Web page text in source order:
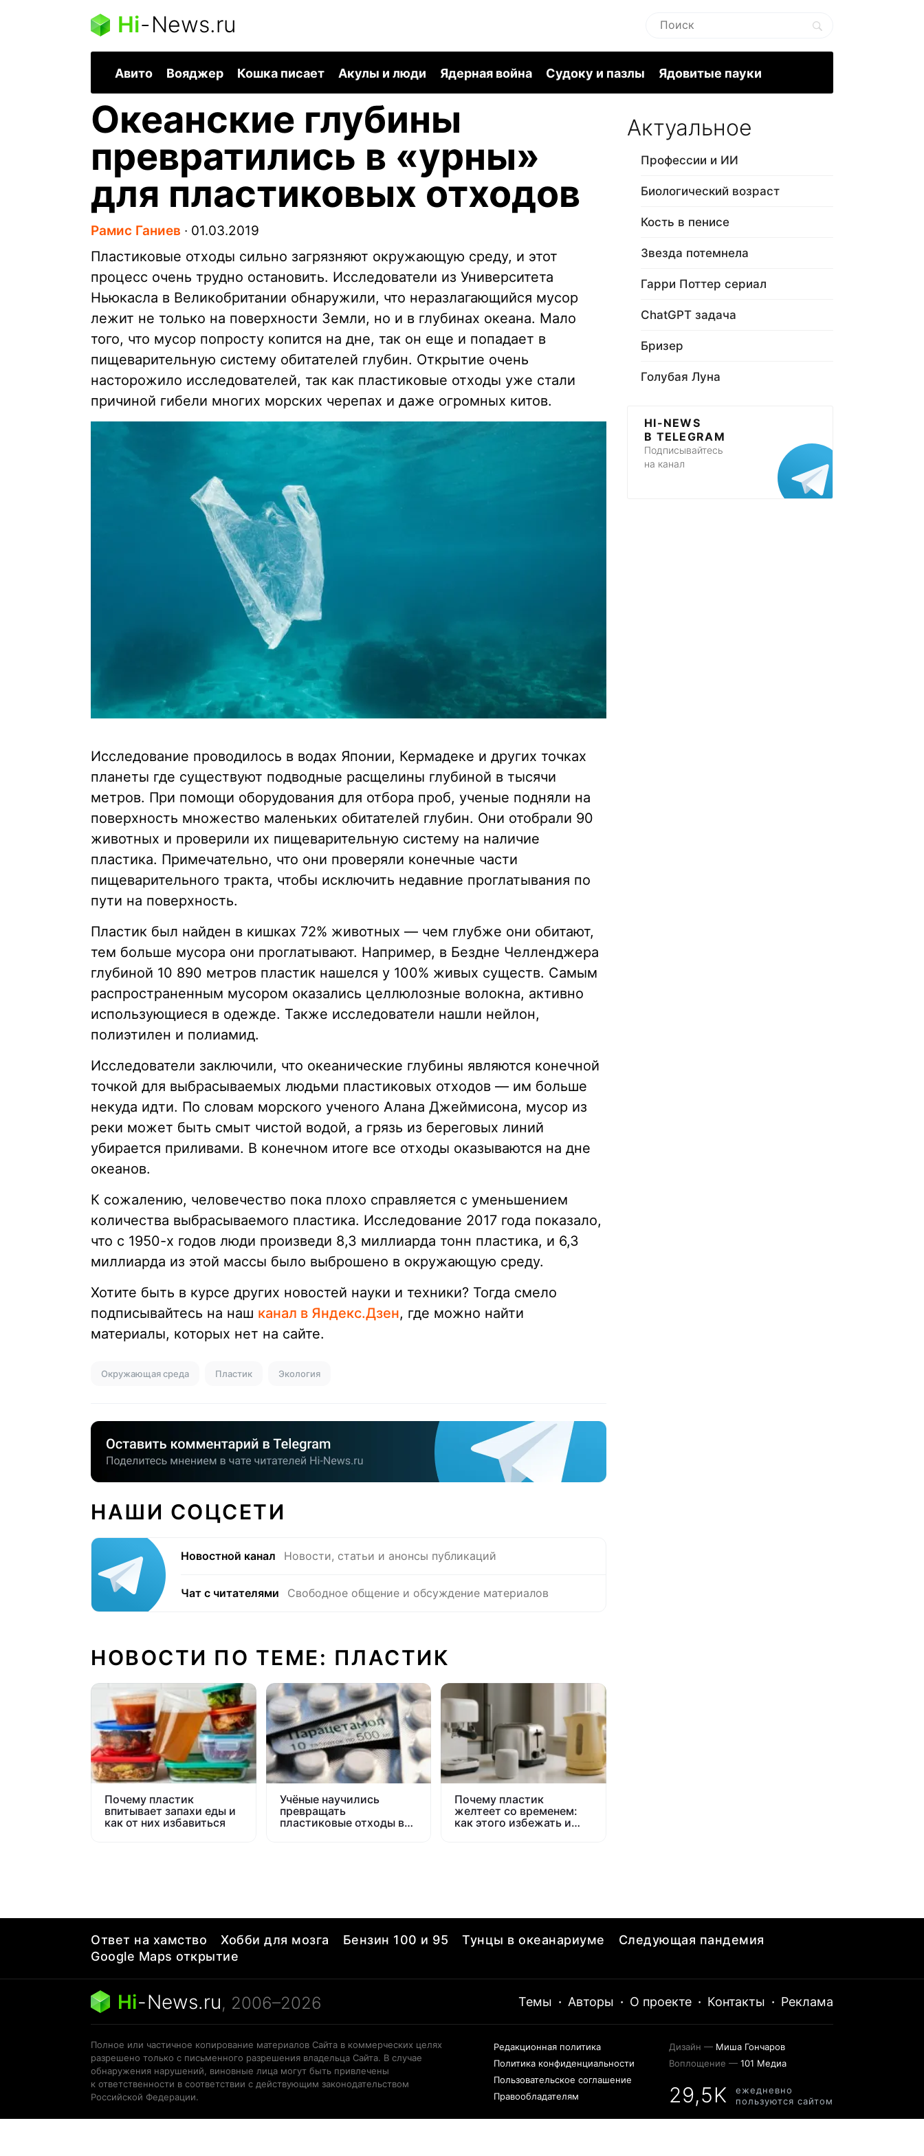
Hi-News.ru
Авито Вояджер Кошка писает Акулы и люди Ядерная война Судоку и пазлы Ядовитые пауки
Океанские глубины
превратились в «урны»
для пластиковых отходов
Рамис Ганиев ∙ 01.03.2019
Пластиковые отходы сильно загрязняют окружающую среду, и этот
процесс очень трудно остановить. Исследователи из Университета
Ньюкасла в Великобритании обнаружили, что неразлагающийся мусор
лежит не только на поверхности Земли, но и в глубинах океана. Мало
того, что мусор попросту копится на дне, так он еще и попадает в
пищеварительную систему обитателей глубин. Открытие очень
насторожило исследователей, так как пластиковые отходы уже стали
причиной гибели многих морских черепах и даже огромных китов.
Исследование проводилось в водах Японии, Кермадеке и других точках
планеты где существуют подводные расщелины глубиной в тысячи
метров. При помощи оборудования для отбора проб, ученые подняли на
поверхность множество маленьких обитателей глубин. Они отобрали 90
животных и проверили их пищеварительную систему на наличие
пластика. Примечательно, что они проверяли конечные части
пищеварительного тракта, чтобы исключить недавние проглатывания по
пути на поверхность.
Пластик был найден в кишках 72% животных — чем глубже они обитают,
тем больше мусора они проглатывают. Например, в Бездне Челленджера
глубиной 10 890 метров пластик нашелся у 100% живых существ. Самым
распространенным мусором оказались целлюлозные волокна, активно
использующиеся в одежде. Также исследователи нашли нейлон,
полиэтилен и полиамид.
Исследователи заключили, что океанические глубины являются конечной
точкой для выбрасываемых людьми пластиковых отходов — им больше
некуда идти. По словам морского ученого Алана Джеймисона, мусор из
реки может быть смыт чистой водой, а грязь из береговых линий
убирается приливами. В конечном итоге все отходы оказываются на дне
океанов.
К сожалению, человечество пока плохо справляется с уменьшением
количества выбрасываемого пластика. Исследование 2017 года показало,
что с 1950-х годов люди произведи 8,3 миллиарда тонн пластика, и 6,3
миллиарда из этой массы было выброшено в окружающую среду.
Хотите быть в курсе других новостей науки и техники? Тогда смело
подписывайтесь на наш канал в Яндекс.Дзен, где можно найти
материалы, которых нет на сайте.
Окружающая среда Пластик Экология
НАШИ СОЦСЕТИ
Новостной канал Новости, статьи и анонсы публикаций
Чат с читателями Свободное общение и обсуждение материалов
НОВОСТИ ПО ТЕМЕ: ПЛАСТИК
Почему пластик
впитывает запахи еды и
как от них избавиться
Учёные научились
превращать
пластиковые отходы в
Почему пластик
желтеет со временем:
как этого избежать и
Актуальное
Профессии и ИИ
Биологический возраст
Кость в пенисе
Звезда потемнела
Гарри Поттер сериал
ChatGPT задача
Бризер
Голубая Луна
HI-NEWS
В TELEGRAM
Подписывайтесь
на канал
Ответ на хамство Хобби для мозга Бензин 100 и 95 Тунцы в океанариуме
Следующая пандемия
Google Maps открытие
Hi-News.ru, 2006–2026 Темы · Авторы · О проекте · Контакты · Реклама
Полное или частичное копирование материалов Сайта в коммерческих целях
разрешено только с письменного разрешения владельца Сайта. В случае
обнаружения нарушений, виновные лица могут быть привлечены
к ответственности в соответствии с действующим законодательством
Российской Федерации.
Редакционная политика
Политика конфиденциальности
Пользовательское соглашение
Правообладателям
Дизайн — Миша Гончаров
Воплощение — 101 Медиа
29,5K
ежедневно
пользуются сайтом